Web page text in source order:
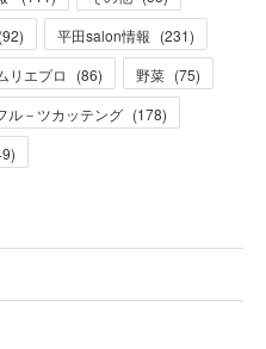
(92) 平田salon情報 (231)
リエプロ (86) 野菜 (75)
ル－ツカッテング (178)
)